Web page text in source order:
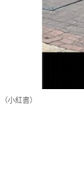
小紅書）